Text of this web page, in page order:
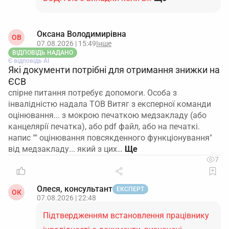
ОВ Оксана Володимирівна
07.08.2026 | 15:49Інше
ВІДПОВІДЬ НАДАНО
Є відповідь АІ
Які документи потрібні для отримання знижки на
ЄСВ
спірне питання потребує допомоги. Особа з
інвалідністю надала ТОВ Витяг з експерної команди
оцінювання... з мокрою печаткою медзакладу (або
канцелярії печатка), або pdf файл, або на печаткі.
напис "" оцінювання повсякденного функціонування"
від медзакладу... який з цих…
7
ОК Олеся, консультант ЕКСПЕРТ
07.08.2026 | 22:48
Підтвердженням встановлення працівнику